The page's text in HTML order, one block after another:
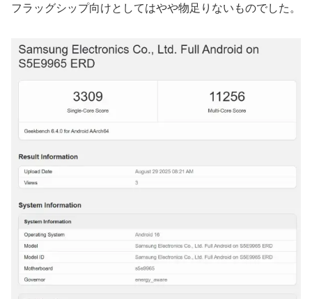
フラッグシップ向けとしてはやや物足りないものでした。